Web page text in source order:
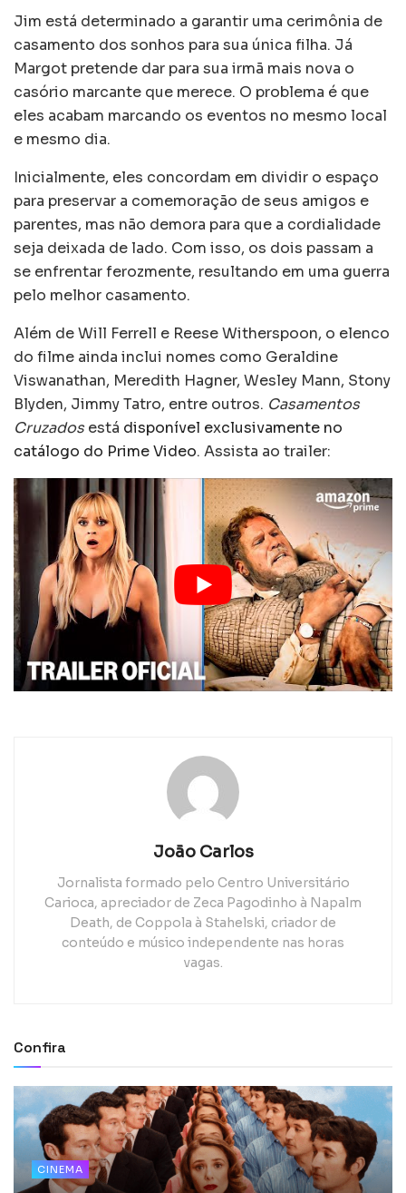
Jim está determinado a garantir uma cerimônia de
casamento dos sonhos para sua única filha. Já
Margot pretende dar para sua irmã mais nova o
casório marcante que merece. O problema é que
eles acabam marcando os eventos no mesmo local
e mesmo dia.
Inicialmente, eles concordam em dividir o espaço
para preservar a comemoração de seus amigos e
parentes, mas não demora para que a cordialidade
seja deixada de lado. Com isso, os dois passam a
se enfrentar ferozmente, resultando em uma guerra
pelo melhor casamento.
Além de Will Ferrell e Reese Witherspoon, o elenco
do filme ainda inclui nomes como Geraldine
Viswanathan, Meredith Hagner, Wesley Mann, Stony
Blyden, Jimmy Tatro, entre outros. Casamentos
Cruzados está disponível exclusivamente no
catálogo do Prime Video. Assista ao trailer:
João Carlos
Jornalista formado pelo Centro Universitário
Carioca, apreciador de Zeca Pagodinho à Napalm
Death, de Coppola à Stahelski, criador de
conteúdo e músico independente nas horas
vagas.
Confira
CINEMA